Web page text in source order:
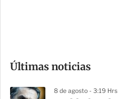
m
a
Últimas noticias
8 de agosto - 3:19 Hrs